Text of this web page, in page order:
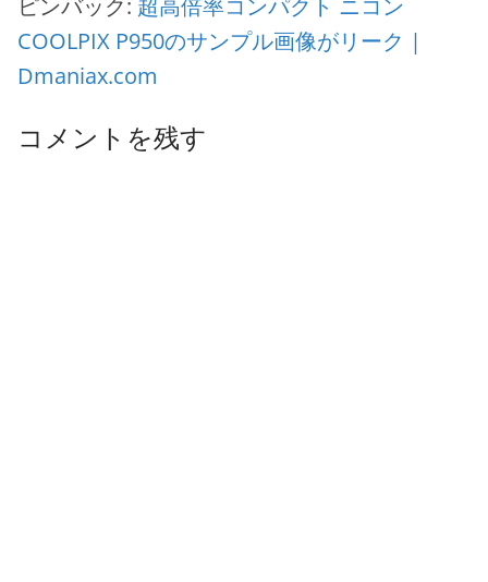
COOLPIX P950のサンプル画像がリーク |
Dmaniax.com
コメントを残す